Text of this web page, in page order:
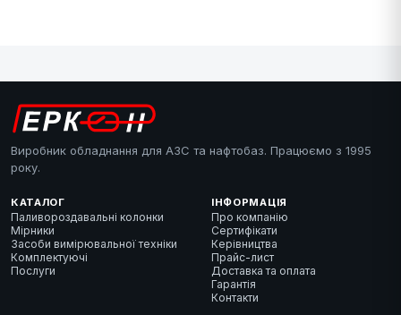
Виробник обладнання для АЗС та нафтобаз. Працюємо з 1995
року.
КАТАЛОГ
Паливороздавальні колонки
Мірники
Засоби вимірювальної техніки
Комплектуючі
Послуги
ІНФОРМАЦІЯ
Про компанію
Сертифікати
Керівництва
Прайс-лист
Доставка та оплата
Гарантія
Контакти